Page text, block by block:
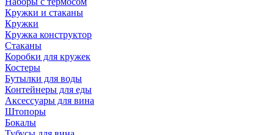
Кружки и стаканы
Кружки
Кружка конструктор
Стаканы
Коробки для кружек
Костеры
Бутылки для воды
Контейнеры для еды
Аксессуары для вина
Штопоры
Бокалы